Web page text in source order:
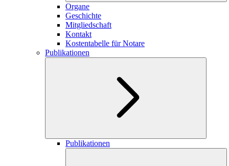
Organe
Geschichte
Mitgliedschaft
Kontakt
Kostentabelle für Notare
Publikationen
Publikationen